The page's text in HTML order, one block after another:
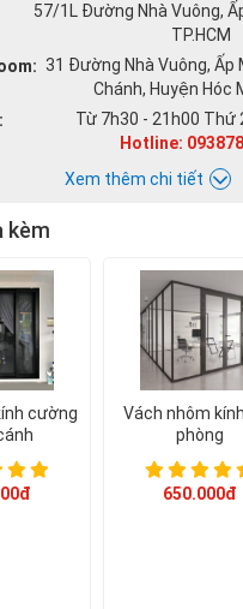
57/1L Đường Nhà Vuông,
TP.HCM
31 Đường Nhà Vuông, Ấp
Chánh, Huyện Hóc
Từ 7h30 - 21h00 Thứ
Hotline:
Xem thêm chi tiết
0938786826
kèm
cường
Vách nhôm
phòng
650.000đ